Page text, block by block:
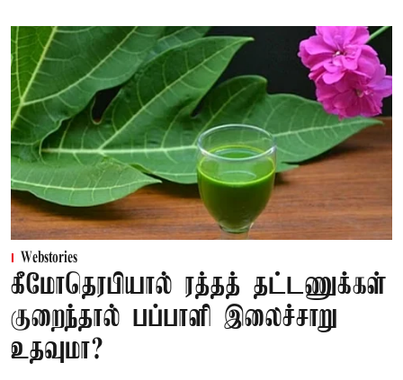
Webstories
கீமோதெரபியால் ரத்தத் தட்டணுக்கள்
குறைந்தால் பப்பாளி இலைச்சாறு
உதவுமா?